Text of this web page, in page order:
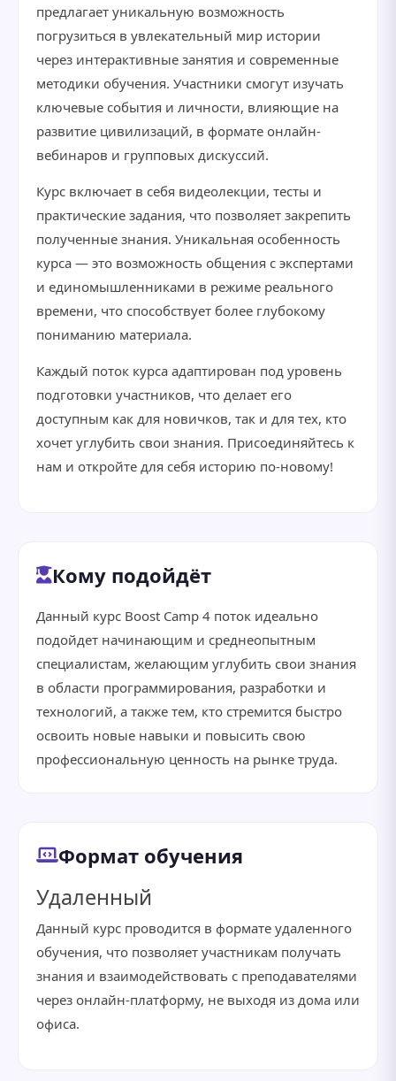
предлагает уникальную возможность
погрузиться в увлекательный мир истории
через интерактивные занятия и современные
методики обучения. Участники смогут изучать
ключевые события и личности, влияющие на
развитие цивилизаций, в формате онлайн-
вебинаров и групповых дискуссий.
Курс включает в себя видеолекции, тесты и
практические задания, что позволяет закрепить
полученные знания. Уникальная особенность
курса — это возможность общения с экспертами
и единомышленниками в режиме реального
времени, что способствует более глубокому
пониманию материала.
Каждый поток курса адаптирован под уровень
подготовки участников, что делает его
доступным как для новичков, так и для тех, кто
хочет углубить свои знания. Присоединяйтесь к
нам и откройте для себя историю по-новому!
Кому подойдёт
Данный курс Boost Camp 4 поток идеально
подойдет начинающим и среднеопытным
специалистам, желающим углубить свои знания
в области программирования, разработки и
технологий, а также тем, кто стремится быстро
освоить новые навыки и повысить свою
профессиональную ценность на рынке труда.
Формат обучения
Удаленный
Данный курс проводится в формате удаленного
обучения, что позволяет участникам получать
знания и взаимодействовать с преподавателями
через онлайн-платформу, не выходя из дома или
офиса.